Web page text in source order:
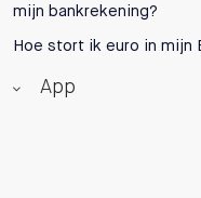
mijn bankrekening?
Hoe stort ik euro in mijn
App